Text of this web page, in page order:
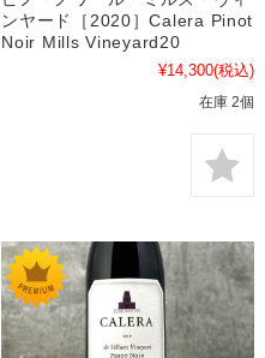
ンヤード［2020］Calera Pinot
Noir Mills Vineyard20
¥14,300(税込)
在庫 2個